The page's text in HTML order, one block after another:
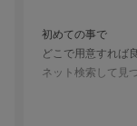
初めての事で
どこで用意すれば
ネット検索して見
商品は、注文して